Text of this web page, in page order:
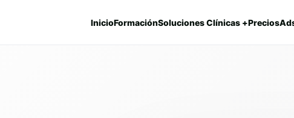
InicioFormaciónSoluciones Clínicas +Precios